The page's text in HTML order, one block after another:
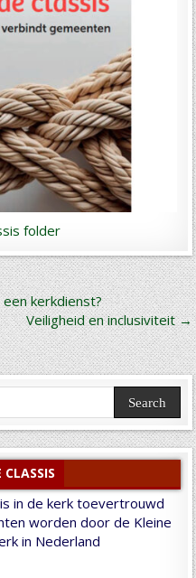
folder
kerkdienst?
Veiligheid en inclusiviteit →
CLASSIS
in de kerk toevertrouwd
worden door de Kleine
in Nederland